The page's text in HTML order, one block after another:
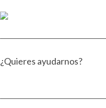
¿Quieres ayudarnos?